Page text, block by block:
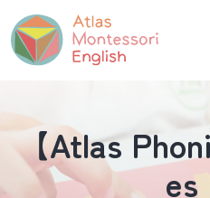
【Atlas
es